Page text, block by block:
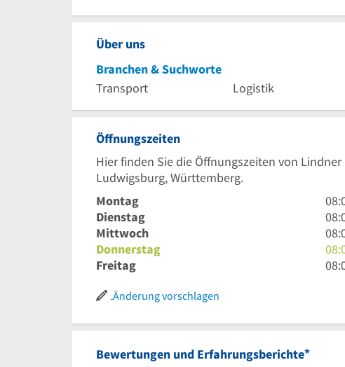
Über uns
Branchen & Suchworte
Transport
Logistik
Öffnungszeiten
Hier finden Sie die Öffnungszeiten von
Ludwigsburg, Württemberg.
Montag
8
Uhr
bis
16
Uhr
Dienstag
8
Uhr
bis
16
Mittwoch
8
Uhr
bis
Donnerstag
8
Uhr
Freitag
8
Uhr
Änderung vorschlagen
Bewertungen und Erfahrungsberichte*